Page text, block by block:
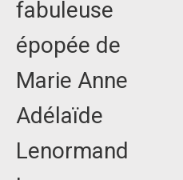
fabuleuse
épopée de
Marie Anne
Adélaïde
Lenormand